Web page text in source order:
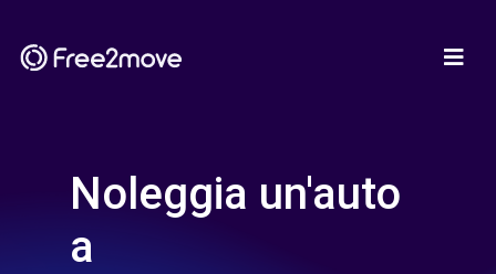
Noleggia un'auto
a